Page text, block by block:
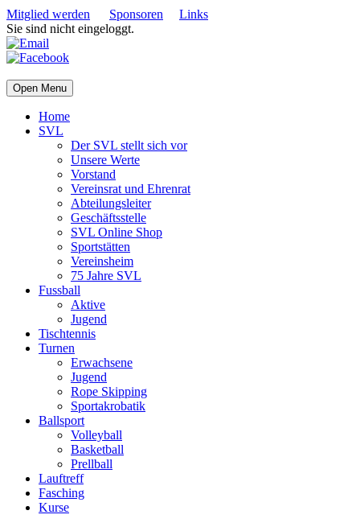
Mitglied werden Sponsoren
Links
Sie sind nicht eingeloggt.
Open Menu
Home
SVL
Der SVL stellt sich vor
Unsere Werte
Vorstand
Vereinsrat und Ehrenrat
Abteilungsleiter
Geschäftsstelle
SVL Online Shop
Sportstätten
Vereinsheim
75 Jahre SVL
Fussball
Aktive
Jugend
Tischtennis
Turnen
Erwachsene
Jugend
Rope Skipping
Sportakrobatik
Ballsport
Volleyball
Basketball
Prellball
Lauftreff
Fasching
Kurse